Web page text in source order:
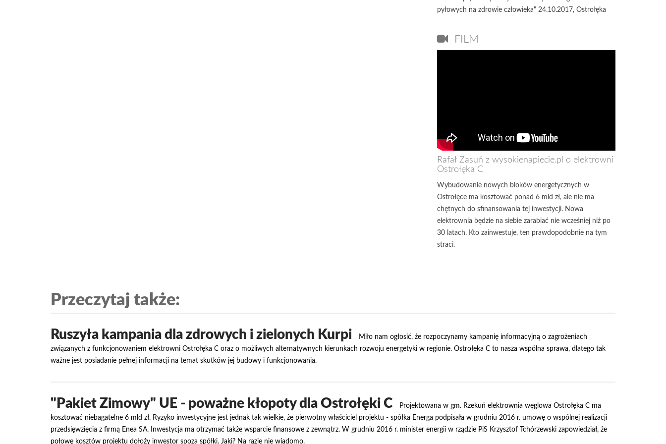
pyłowych na zdrowie człowieka" 24.10.2017, Ostrołęka
FILM
Rafał Zasuń z wysokienapiecie.pl o elektrowni
Ostrołęka C
Wybudowanie nowych bloków energetycznych w
Ostrołęce ma kosztować ponad 6 mld zł, ale nie ma
chętnych do sfinansowania tej inwestycji. Nowa
elektrownia będzie na siebie zarabiać nie wcześniej niż po
30 latach. Kto zainwestuje, ten prawdopodobnie na tym
straci.
Przeczytaj także:
Ruszyła kampania dla zdrowych i zielonych Kurpi
Miło nam ogłosić, że rozpoczynamy kampanię informacyjną o zagrożeniach
związanych z funkcjonowaniem elektrowni Ostrołęka C oraz o możliwych alternatywnych kierunkach rozwoju energetyki w regionie. Ostrołęka C to nasza wspólna sprawa, dlatego tak
ważne jest posiadanie pełnej informacji na temat skutków jej budowy i funkcjonowania.
"Pakiet Zimowy" UE - poważne kłopoty dla Ostrołęki C
Projektowana w gm. Rzekuń elektrownia węglowa Ostrołęka C ma
kosztować niebagatelne 6 mld zł. Ryzyko inwestycyjne jest jednak tak wielkie, że pierwotny właściciel projektu - spółka Energa podpisała w grudniu 2016 r. umowę o wspólnej realizacji
przedsięwzięcia z firmą Enea SA. Inwestycja ma otrzymać także wsparcie finansowe z zewnątrz. W grudniu 2016 r. minister energii w rządzie PiS Krzysztof Tchórzewski zapowiedział, że
połowę kosztów projektu dołoży inwestor spoza spółki. Jaki? Na razie nie wiadomo.